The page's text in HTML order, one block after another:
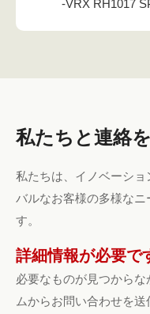
-VRX RH1017
私たちと連絡
私たちは、イノベーシ
バルなお客様の多様な
す。
詳細情報が必要で
必要なものが見つから
ムからお問い合わせを送